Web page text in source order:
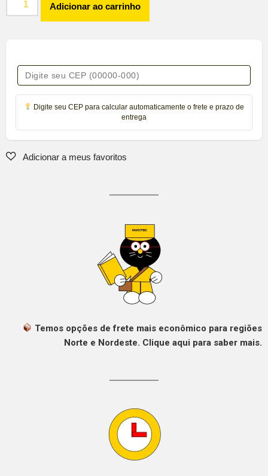
Adicionar ao carrinho
Digite seu CEP para calcular automaticamente o frete e prazo de
entrega
Temos opções de frete mais econômico para regiões
Norte e Nordeste. Clique aqui para saber mais.